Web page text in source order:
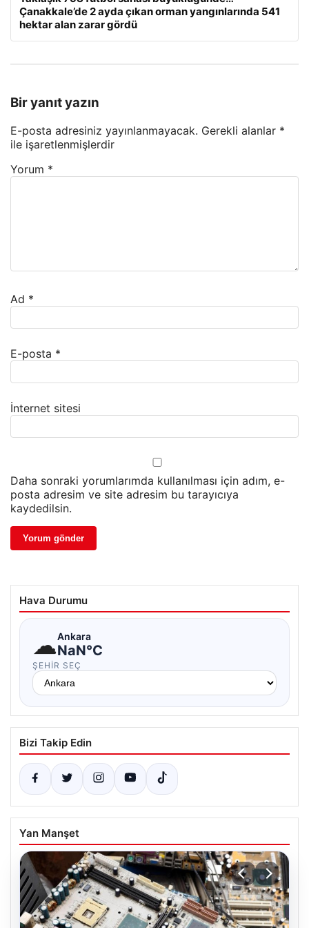
Çanakkale’de 2 ayda çıkan orman yangınlarında 541
hektar alan zarar gördü
Bir yanıt yazın
E-posta adresiniz yayınlanmayacak. Gerekli alanlar *
ile işaretlenmişlerdir
Yorum *
Ad *
E-posta *
İnternet sitesi
Daha sonraki yorumlarımda kullanılması için adım, e-
posta adresim ve site adresim bu tarayıcıya
kaydedilsin.
Hava Durumu
☁Ankara
NaN°C
ŞEHIR SEÇ
Bizi Takip Edin
Yan Manşet